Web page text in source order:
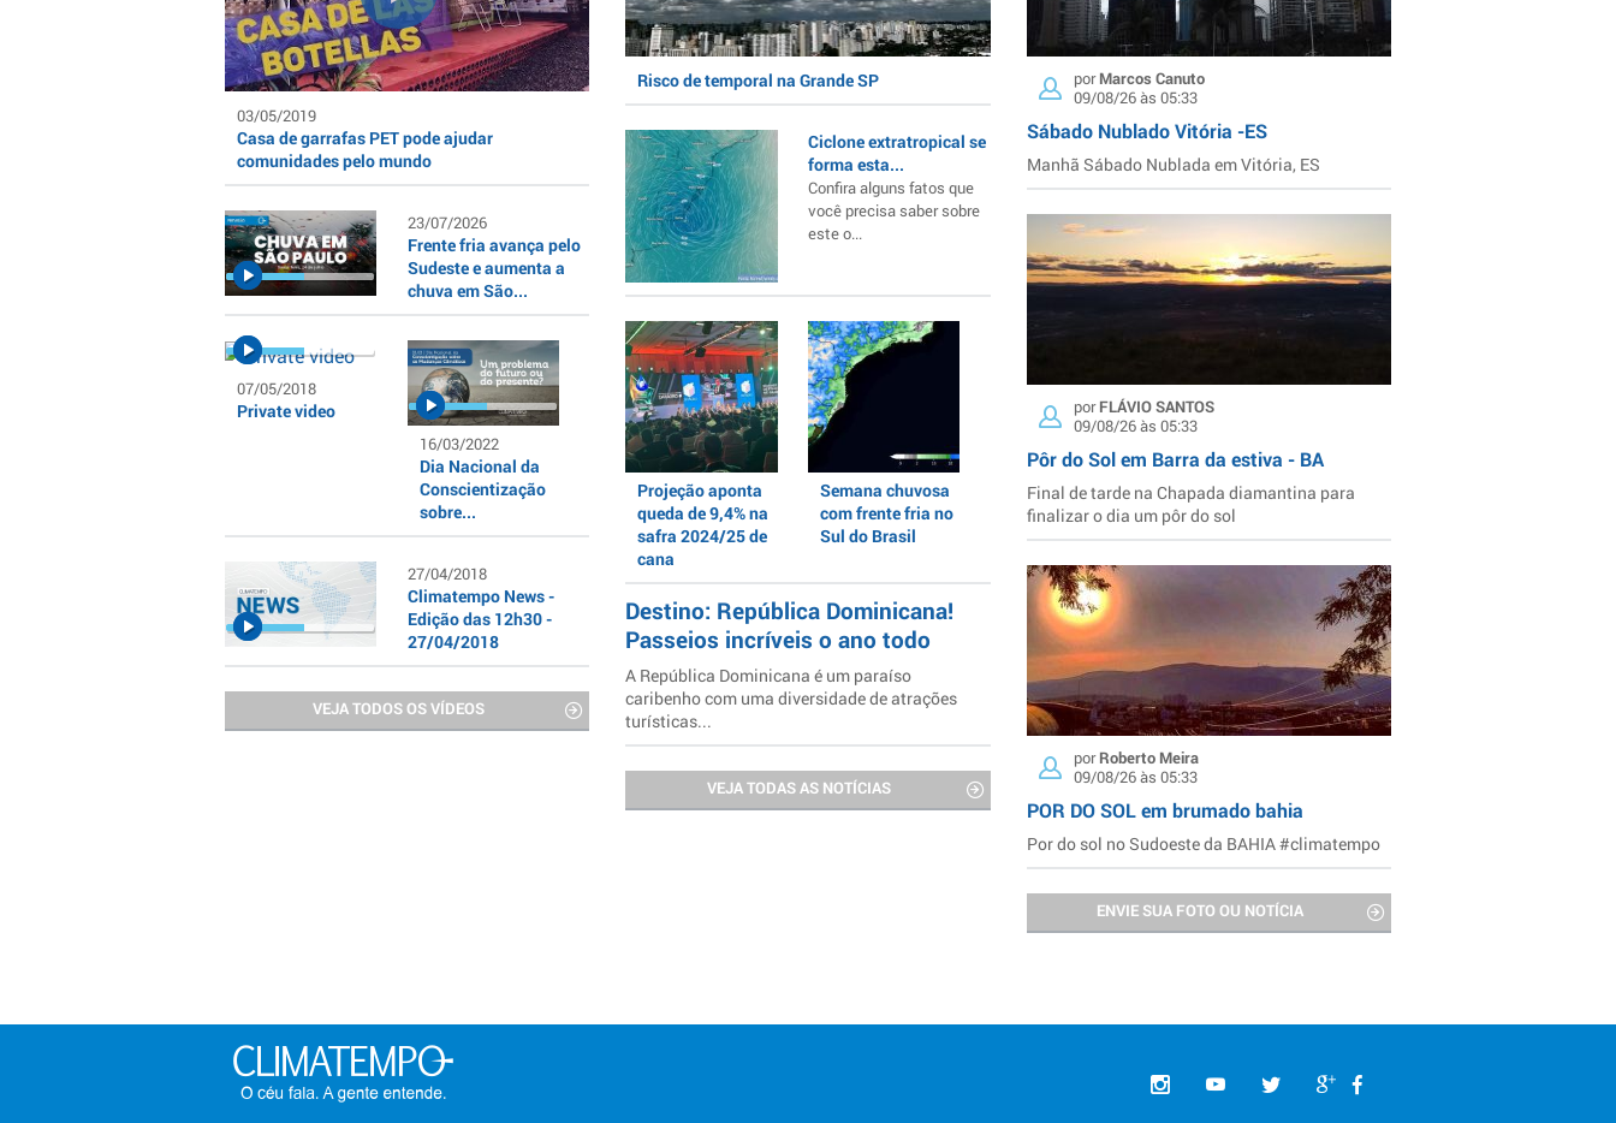
03/05/2019
Casa de garrafas PET pode ajudar
comunidades pelo mundo
23/07/2026
Frente fria avança pelo
Sudeste e aumenta a
chuva em São...
07/05/2018
Private video
16/03/2022
Dia Nacional da
Conscientização
sobre...
27/04/2018
Climatempo News -
Edição das 12h30 -
27/04/2018
VEJA TODOS OS VÍDEOS
Risco de temporal na Grande SP
Ciclone extratropical se
forma esta...
Confira alguns fatos que
você precisa saber sobre
este o...
Projeção aponta
queda de 9,4% na
safra 2024/25 de
cana
Semana chuvosa
com frente fria no
Sul do Brasil
Destino: República Dominicana!
Passeios incríveis o ano todo
A República Dominicana é um paraíso
caribenho com uma diversidade de atrações
turísticas...
VEJA TODAS AS NOTÍCIAS
porMarcos Canuto
09/08/26 às 05:33
Sábado Nublado Vitória -ES
Manhã Sábado Nublada em Vitória, ES
porFLÁVIO SANTOS
09/08/26 às 05:33
Pôr do Sol em Barra da estiva - BA
Final de tarde na Chapada diamantina para
finalizar o dia um pôr do sol
porRoberto Meira
09/08/26 às 05:33
POR DO SOL em brumado bahia
Por do sol no Sudoeste da BAHIA #climatempo
ENVIE SUA FOTO OU NOTÍCIA